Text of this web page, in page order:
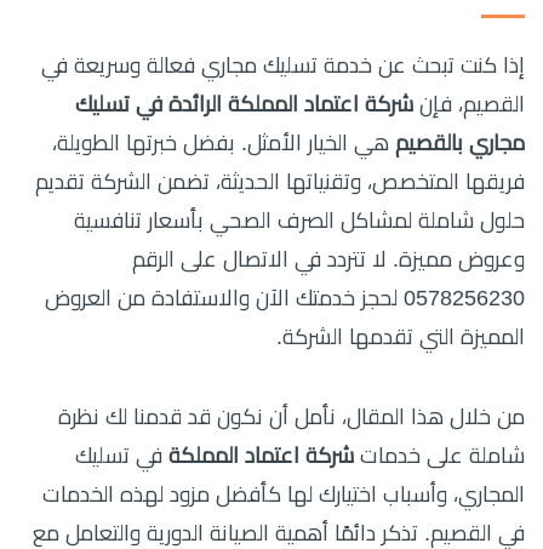
إذا كنت تبحث عن خدمة تسليك مجاري فعالة وسريعة في
القصيم، فإن شركة اعتماد المملكة الرائدة في تسليك
مجاري بالقصيم هي الخيار الأمثل. بفضل خبرتها الطويلة،
فريقها المتخصص، وتقنياتها الحديثة، تضمن الشركة تقديم
حلول شاملة لمشاكل الصرف الصحي بأسعار تنافسية
وعروض مميزة. لا تتردد في الاتصال على الرقم
0578256230 لحجز خدمتك الآن والاستفادة من العروض
المميزة التي تقدمها الشركة.
من خلال هذا المقال، نأمل أن نكون قد قدمنا لك نظرة
شاملة على خدمات شركة اعتماد المملكة في تسليك
المجاري، وأسباب اختيارك لها كأفضل مزود لهذه الخدمات
في القصيم. تذكر دائمًا أهمية الصيانة الدورية والتعامل مع